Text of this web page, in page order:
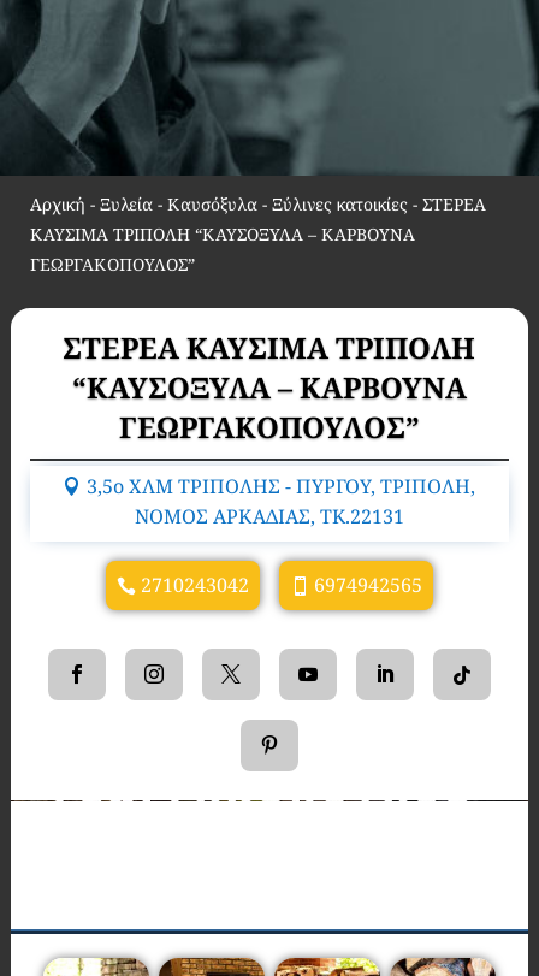
Αρχική - Ξυλεία - Καυσόξυλα - Ξύλινες κατοικίες- ΣΤΕΡΕΑ
ΚΑΥΣΙΜΑ ΤΡΙΠΟΛΗ “ΚΑΥΣΟΞΥΛΑ – ΚΑΡΒΟΥΝΑ
ΓΕΩΡΓΑΚΟΠΟΥΛΟΣ”
ΣΤΕΡΕΑ ΚΑΥΣΙΜΑ ΤΡΙΠΟΛΗ
“ΚΑΥΣΟΞΥΛΑ – ΚΑΡΒΟΥΝΑ
ΓΕΩΡΓΑΚΟΠΟΥΛΟΣ”
3,5ο ΧΛΜ ΤΡΙΠΟΛΗΣ - ΠΥΡΓΟΥ, ΤΡΙΠΟΛΗ,
ΝΟΜΟΣ ΑΡΚΑΔΙΑΣ, TK.22131
2710243042 6974942565